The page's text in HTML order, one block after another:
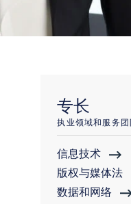
专长
执业领域和服务团
信息技术
版权与媒体法
数据和网络